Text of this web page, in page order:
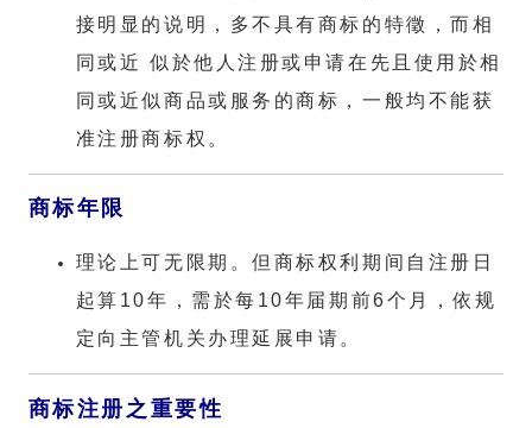
接明显的说明，多不具有商标的特徵，而相
同或近 似於他人注册或申请在先且使用於相
同或近似商品或服务的商标，一般均不能获
准注册商标权。
商标年限
理论上可无限期。但商标权利期间自注册日
起算10年，需於每10年届期前6个月，依规
定向主管机关办理延展申请。
商标注册之重要性